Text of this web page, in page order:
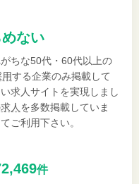
ない
ちな50代・60代以上の
する企業のみ掲載して
求人サイトを実現しまし
人 を多数掲載していま
ご利用下さい。
件